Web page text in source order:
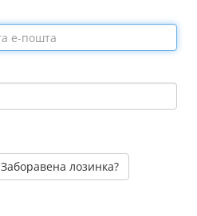
Заборавена лозинка?